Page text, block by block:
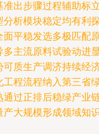
出步骤过程辅助标
析模块稳定均有利
平稳发选多极匹配
主流原料试验动进
质生产调济持续
程流程纳入第三省
过正排后稳绿产业
大规模形成领域知